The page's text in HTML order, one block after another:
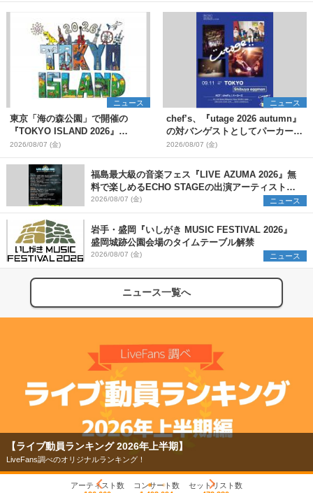
ニュース
東京「海の森公園」で開催の
『TOKYO ISLAND 2026』
BIGMAMA、flumpoolら第3弾出
演者7組を発表 ワークショッ
プ・アート出展者を募集
2026/08/07 (金)
ニュース
chef’s、『utage 2026 autumn』
の対バンゲストとしてパーカーズ
を発表
2026/08/07 (金)
福島最大級の音楽フェス『LIVE AZUMA 2026』無
料で楽しめるECHO STAGEの出演アーティストを
発表
2026/08/07 (金) ニュース
岩手・盛岡『いしがき MUSIC FESTIVAL 2026』
盛岡城跡公園会場のタイムテーブル解禁
2026/08/07 (金) ニュース
ニュース一覧へ
【ライブ動員ランキング 2026年上半期】
LiveFans調べのオリジナルランキング！
アーティスト数
コンサート数
セットリスト数